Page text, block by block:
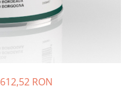
612,52 RON